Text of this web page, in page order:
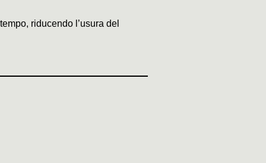
riducendo l’usura del